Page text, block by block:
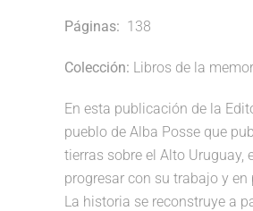
Páginas: 138
Colección: Libros de la
En esta publicación de la
pueblo de Alba Posse que
tierras sobre el Alto Uruguay,
progresar con su trabajo y
La historia se reconstruye a